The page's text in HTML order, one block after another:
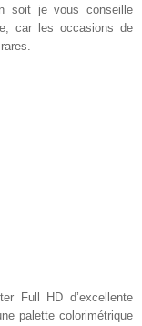
soit je vous conseille
car les occasions de
.
Full HD d’excellente
palette colorimétrique